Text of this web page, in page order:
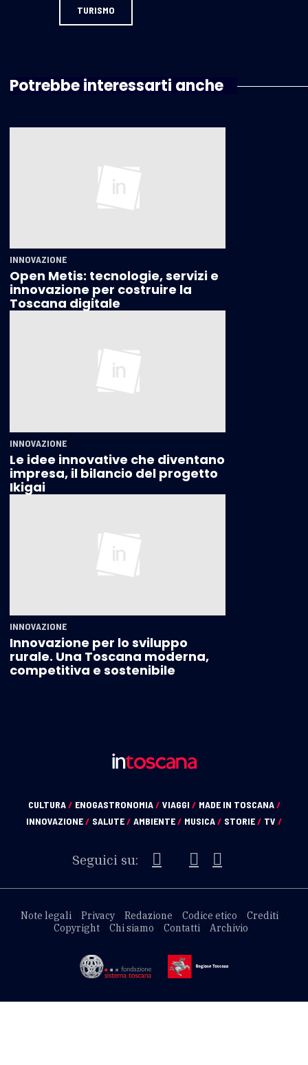
TURISMO
Potrebbe interessarti anche
INNOVAZIONE
Open Metis: tecnologie, servizi e
innovazione per costruire la
Toscana digitale
INNOVAZIONE
Le idee innovative che diventano
impresa, il bilancio del progetto
Ikigai
INNOVAZIONE
Innovazione per lo sviluppo
rurale. Una Toscana moderna,
competitiva e sostenibile
CULTURA/ ENOGASTRONOMIA/ VIAGGI / MADE IN TOSCANA/
INNOVAZIONE/ SALUTE/ AMBIENTE/ MUSICA/ STORIE/ TV /
Seguici su:
Note legali Privacy Redazione Codice etico
Crediti
Copyright
Chi siamo Contatti Archivio